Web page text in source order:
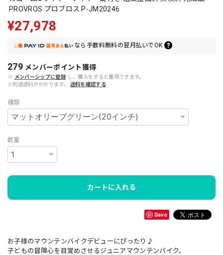
PROVROS プロブロス P-JM20246
¥27,978
なら 手数料無料の翌月払いでOK
279 メンバーポイント獲得
※ メンバーシップに登録 し、購入をすると獲得できます。
※別途送料がかかります。
送料を確認する
種類
数量
カートに入れる
Save
お子様のマウンテンバイクデビューにぴったり♪
子どもの冒険心を目覚めさせるジュニアマウンテンバイク。